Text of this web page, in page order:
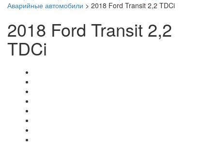
Аварийные автомобили > 2018 Ford Transit 2,2 TDCi
2018 Ford Transit 2,2
TDCi